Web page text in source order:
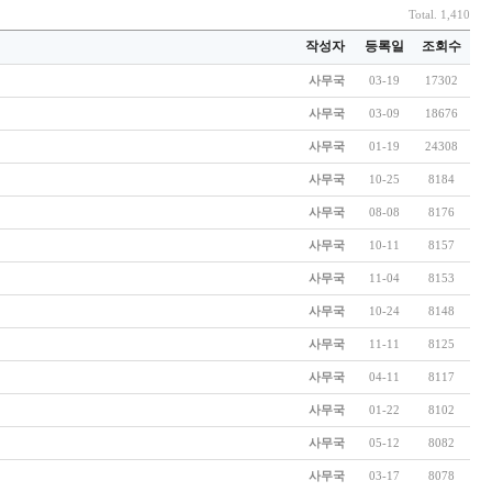
Total. 1,410
작성자 등록일 조회수
사무국 03-19 17302
사무국 03-09 18676
사무국 01-19 24308
사무국 10-25 8184
사무국 08-08 8176
사무국 10-11 8157
사무국 11-04 8153
사무국 10-24 8148
사무국 11-11 8125
사무국 04-11 8117
사무국 01-22 8102
사무국 05-12 8082
사무국 03-17 8078